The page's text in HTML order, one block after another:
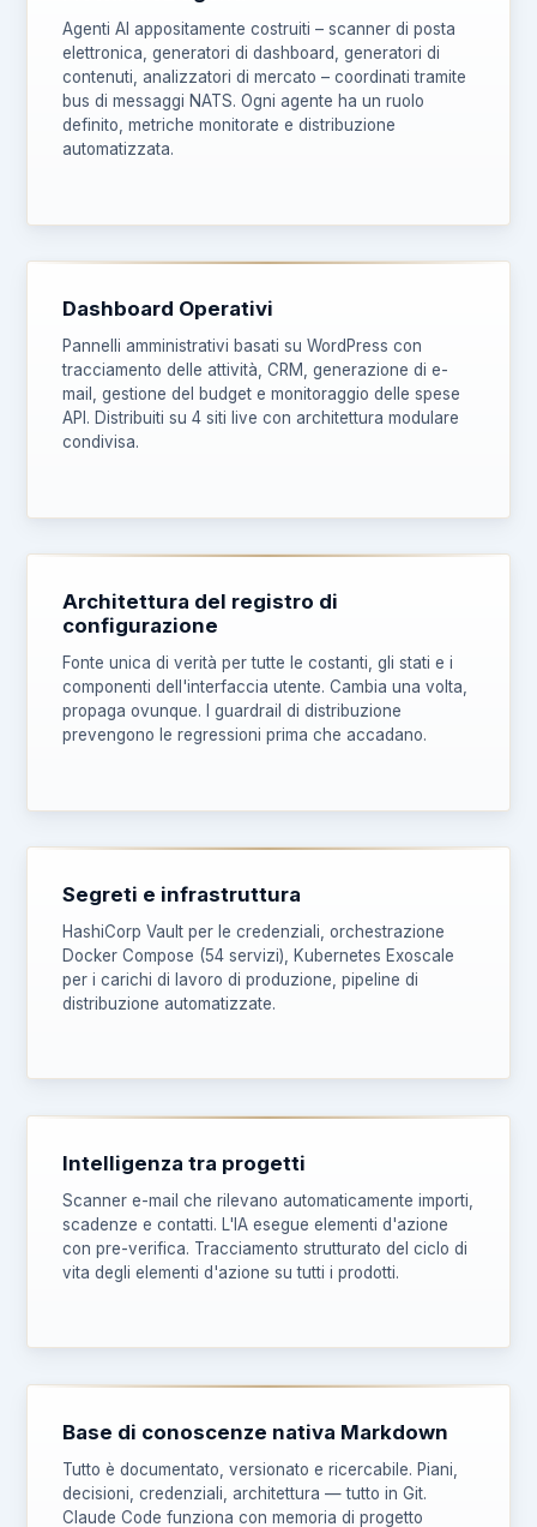
Agenti AI appositamente costruiti – scanner di posta
elettronica, generatori di dashboard, generatori di
contenuti, analizzatori di mercato – coordinati tramite
bus di messaggi NATS. Ogni agente ha un ruolo
definito, metriche monitorate e distribuzione
automatizzata.
Dashboard Operativi
Pannelli amministrativi basati su WordPress con
tracciamento delle attività, CRM, generazione di e-
mail, gestione del budget e monitoraggio delle spese
API. Distribuiti su 4 siti live con architettura modulare
condivisa.
Architettura del registro di
configurazione
Fonte unica di verità per tutte le costanti, gli stati e i
componenti dell'interfaccia utente. Cambia una volta,
propaga ovunque. I guardrail di distribuzione
prevengono le regressioni prima che accadano.
Segreti e infrastruttura
HashiCorp Vault per le credenziali, orchestrazione
Docker Compose (54 servizi), Kubernetes Exoscale
per i carichi di lavoro di produzione, pipeline di
distribuzione automatizzate.
Intelligenza tra progetti
Scanner e-mail che rilevano automaticamente importi,
scadenze e contatti. L'IA esegue elementi d'azione
con pre-verifica. Tracciamento strutturato del ciclo di
vita degli elementi d'azione su tutti i prodotti.
Base di conoscenze nativa Markdown
Tutto è documentato, versionato e ricercabile. Piani,
decisioni, credenziali, architettura — tutto in Git.
Claude Code funziona con memoria di progetto